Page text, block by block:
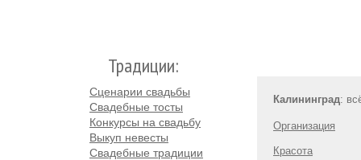
Традиции:
Сценарии свадьбы
Свадебные тосты
Конкурсы на свадьбу
Выкуп невесты
Свадебные традиции
Калининград:
Организация
Красота